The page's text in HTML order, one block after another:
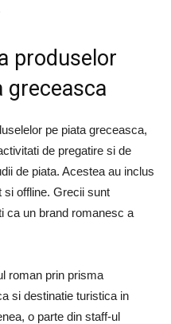
produselor
greceasca
pe piata greceasca,
de pregatire si de
de piata. Acestea au inclus
si offline. Grecii sunt
ca un brand romanesc a
roman prin prisma
si destinatie turistica in
o parte din staff-ul